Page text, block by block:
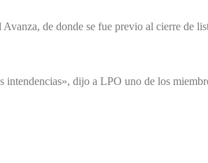
de donde se fue previo al cierre de
dijo a LPO uno de los